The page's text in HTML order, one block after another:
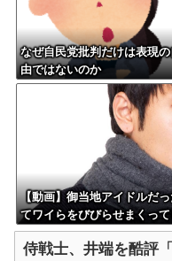
なぜ自民党批判だけは表現
由ではないのか
【動画】御当地アイドルだ
てワイらをびびらせまくっ
侍戦士、井端を酷評